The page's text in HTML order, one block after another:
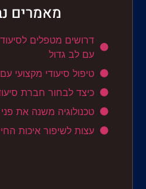
מאמרים
דרושים מטפלים
עם לב גדול
טיפול סיעודי מקצועי
כיצד לבחור חברת
טכנולוגיה משנה את
עצות לשיפור איכות